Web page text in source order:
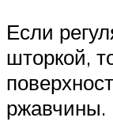
Если
шторкой,
ржавчины.